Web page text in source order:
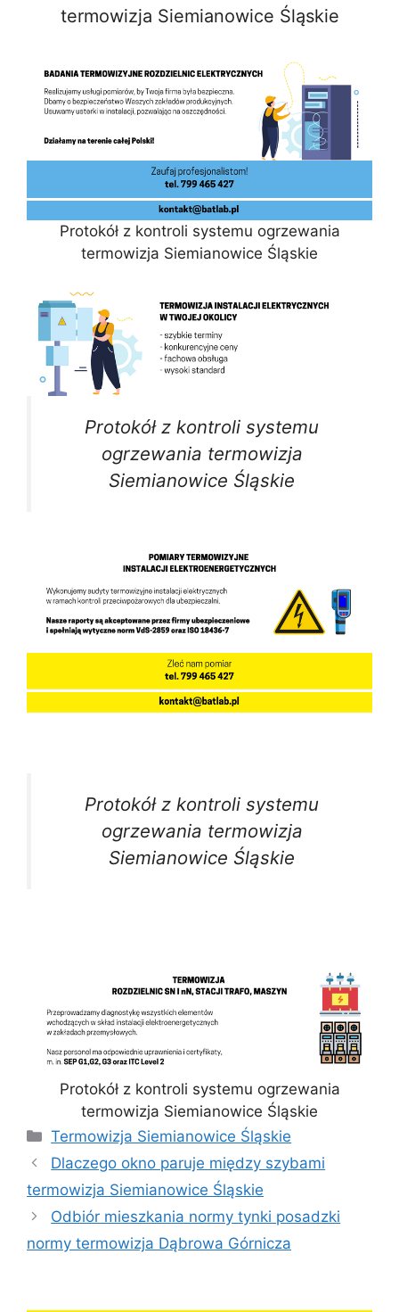
termowizja Siemianowice Śląskie
Protokół z kontroli systemu ogrzewania
termowizja Siemianowice Śląskie
Protokół z kontroli systemu
ogrzewania termowizja
Siemianowice Śląskie
Protokół z kontroli systemu
ogrzewania termowizja
Siemianowice Śląskie
Protokół z kontroli systemu ogrzewania
termowizja Siemianowice Śląskie
Kategorie
Termowizja Siemianowice Śląskie
Dlaczego okno paruje między szybami
termowizja Siemianowice Śląskie
Odbiór mieszkania normy tynki posadzki
normy termowizja Dąbrowa Górnicza